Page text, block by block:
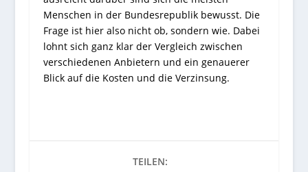
Menschen in der Bundesrepublik bewusst. Die
Frage ist hier also nicht ob, sondern wie. Dabei
lohnt sich ganz klar der Vergleich zwischen
verschiedenen Anbietern und ein genauerer
Blick auf die Kosten und die Verzinsung.
TEILEN: